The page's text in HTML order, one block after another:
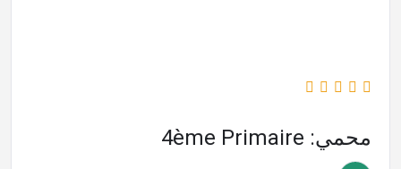
محمي: 4ème Primaire